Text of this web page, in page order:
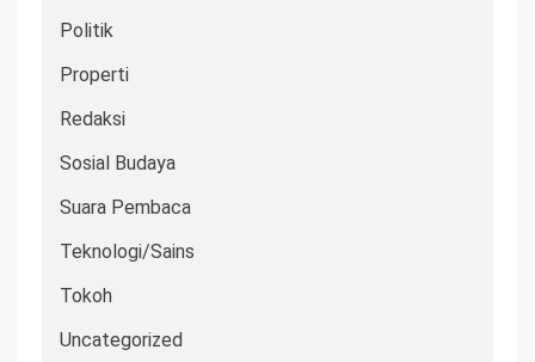
Politik
Properti
Redaksi
Sosial Budaya
Suara Pembaca
Teknologi/Sains
Tokoh
Uncategorized